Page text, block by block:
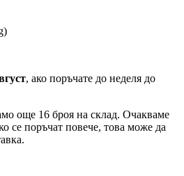
, ако поръчате до неделя до
още 16 броя на склад. Очакваме
се поръчат повече, това може да